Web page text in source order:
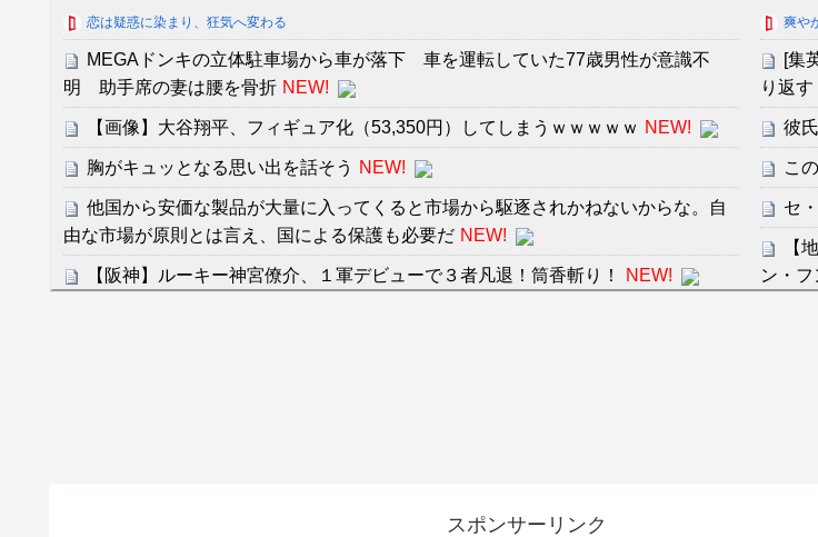
恋は疑惑に染まり、狂気へ変わる
MEGAドンキの立体駐車場から車が落下 車を運転していた77歳男性が意識不
明 助手席の妻は腰を骨折 NEW!
【画像】大谷翔平、フィギュア化（53,350円）してしまうｗｗｗｗｗ NEW!
胸がキュッとなる思い出を話そう NEW!
他国から安価な製品が大量に入ってくると市場から駆逐されかねないからな。自
由な市場が原則とは言え、国による保護も必要だ NEW!
【阪神】ルーキー神宮僚介、１軍デビューで３者凡退！筒香斬り！ NEW!
爽や
[集
り返
彼
こ
セ
【
ン・フ
スポンサーリンク